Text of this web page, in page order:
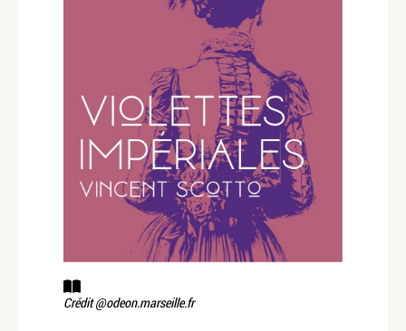
Crédit @odeon.marseille.fr